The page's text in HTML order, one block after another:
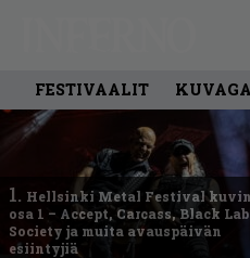
FESTIVAALIT
1. Hellsinki Metal Festival
osa 1 – Accept, Carcass, Black
Society ja muita avauspäivän
esiintyjiä